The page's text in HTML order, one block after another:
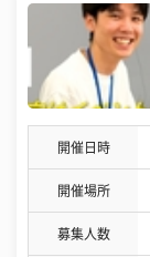
開催日時
開催場所
募集人数